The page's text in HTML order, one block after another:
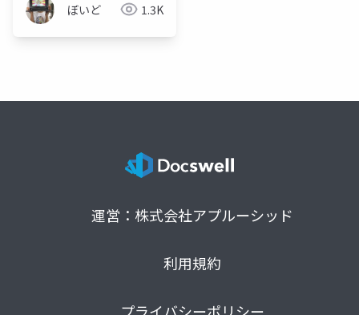
ぼいど 1.3K
運営：株式会社アプルーシッド
利用規約
プライバシーポリシー